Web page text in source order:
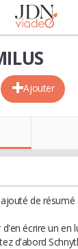
Ajouter
de résumé
écrire un en
d'abord